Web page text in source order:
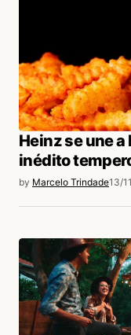
Heinz se une a
inédito
by Marcelo Trindade13/